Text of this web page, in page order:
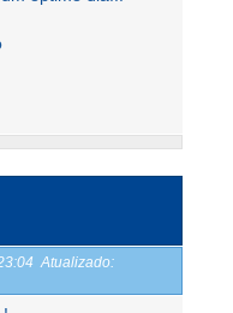
Atualizado: